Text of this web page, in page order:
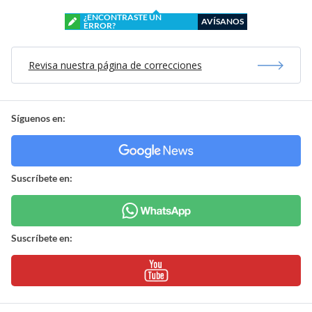
¿ENCONTRASTE UN
ERROR?
AVÍSANOS
Revisa nuestra página de correcciones
Síguenos en:
Suscríbete en:
Suscríbete en: